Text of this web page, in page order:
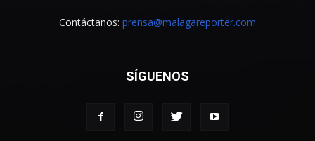
Contáctanos: prensa@malagareporter.com
SÍGUENOS